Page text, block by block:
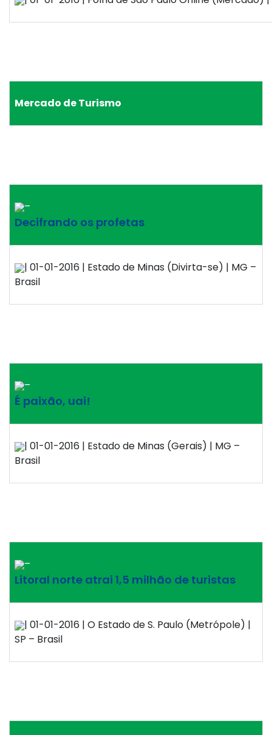
Mercado de Turismo
–
Decifrando os profetas
| 01-01-2016 | Estado de Minas (Divirta-se) | MG –
Brasil
–
É paixão, uai!
| 01-01-2016 | Estado de Minas (Gerais) | MG –
Brasil
–
Litoral norte atrai 1,5 milhão de turistas
| 01-01-2016 | O Estado de S. Paulo (Metrópole) |
SP – Brasil